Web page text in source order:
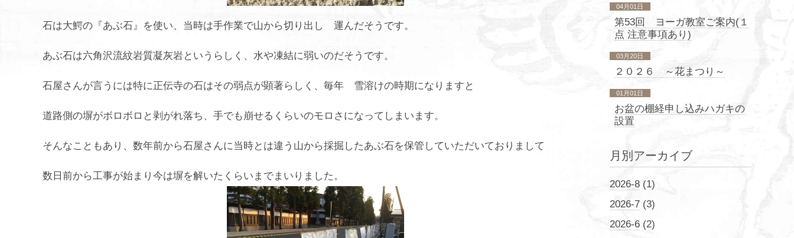
石は大鰐の『あぶ石』を使い、当時は手作業で山から切り出し 運んだそうです。
あぶ石は六角沢流紋岩質凝灰岩というらしく、水や凍結に弱いのだそうです。
石屋さんが言うには特に正伝寺の石はその弱点が顕著らしく、毎年 雪溶けの時期になりますと
道路側の塀がボロボロと剥がれ落ち、手でも崩せるくらいのモロさになってしまいます。
そんなこともあり、数年前から石屋さんに当時とは違う山から採掘したあぶ石を保管していただいておりまして
数日前から工事が始まり今は塀を解いたくらいまでまいりました。
04月01日
第53回 ヨーガ教室ご案内(１
点 注意事項あり)
03月20日
２０２６ ～花まつり～
01月01日
お盆の棚経申し込みハガキの
設置
月別アーカイブ
2026-8 (1)
2026-7 (3)
2026-6 (2)